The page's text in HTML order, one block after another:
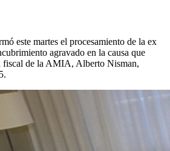
este martes el procesamiento de la ex
agravado en la causa que
fiscal de la AMIA, Alberto Nisman,